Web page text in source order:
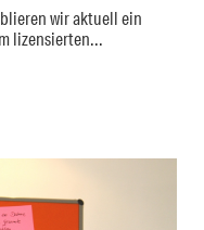
wir aktuell ein
lizensierten...